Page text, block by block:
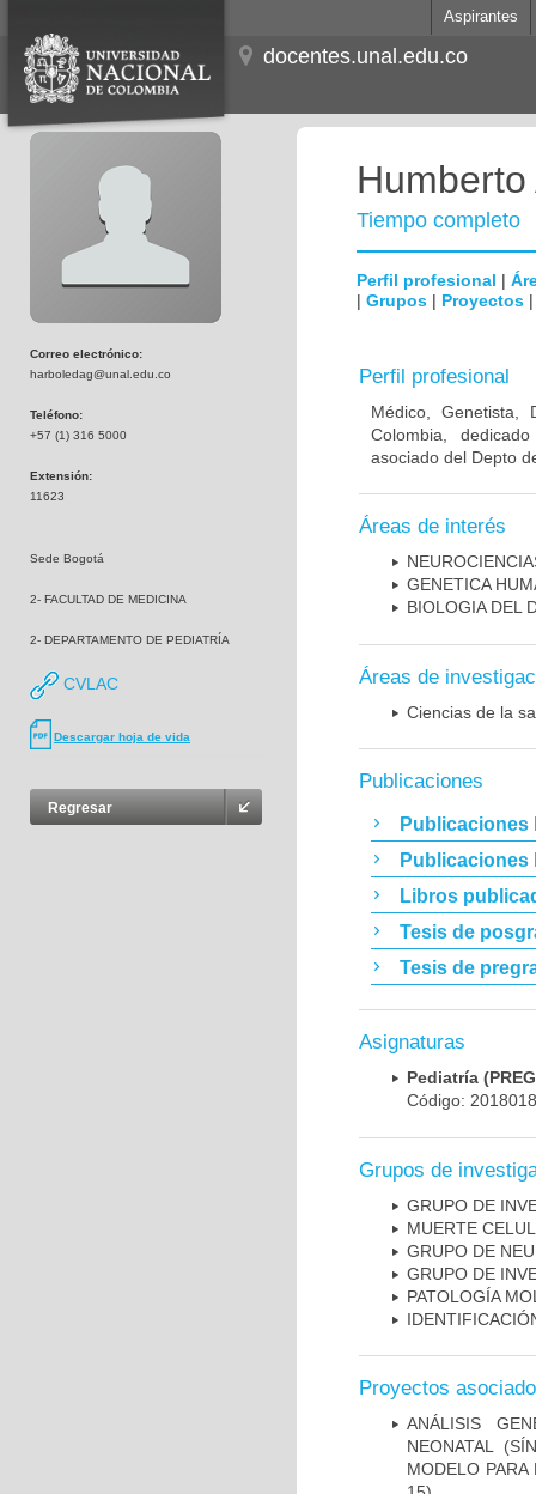
Aspirantes
docentes.unal.edu.co
Correo electrónico:
harboledag@unal.edu.co
Teléfono:
+57 (1) 316 5000
Extensión:
11623
Sede Bogotá
2- FACULTAD DE MEDICINA
2- DEPARTAMENTO DE PEDIATRÍA
CVLAC
Descargar hoja de vida
Regresar
Tiempo completo
Perfil profesional |
| Grupos | Proyectos
Perfil profesional
Médico, Genetista,
Colombia,
asociado del Depto
Áreas de interés
GENETICA
BIOLOGIA DEL
Áreas de
Ciencias de la
Publicaciones
Publicaciones
Publicaciones
Libros
Tesis de
Tesis de
Asignaturas
Pediatría
Código:
Grupos de
GRUPO DE
MUERTE
GRUPO DE
GRUPO DE
PATOLOGÍA
Proyectos
ANÁLISIS
NEONATAL
MODELO